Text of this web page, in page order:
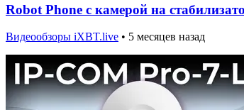
Robot Phone с камерой на
Видеообзоры iXBT.live • 5 месяцев назад